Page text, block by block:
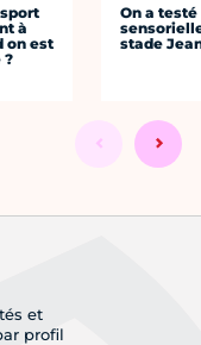
à
on est
?
On a
stade
et
profil